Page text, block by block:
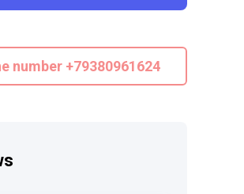
number +79380961624